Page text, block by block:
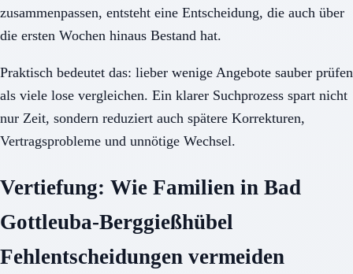
zusammenpassen, entsteht eine Entscheidung, die auch über
die ersten Wochen hinaus Bestand hat.
Praktisch bedeutet das: lieber wenige Angebote sauber prüfen
als viele lose vergleichen. Ein klarer Suchprozess spart nicht
nur Zeit, sondern reduziert auch spätere Korrekturen,
Vertragsprobleme und unnötige Wechsel.
Vertiefung: Wie Familien in Bad
Gottleuba-Berggießhübel
Fehlentscheidungen vermeiden